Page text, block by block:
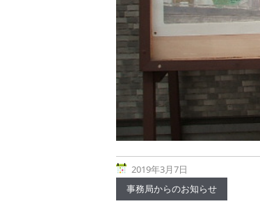
2019年3月7日
事務局からのお知らせ